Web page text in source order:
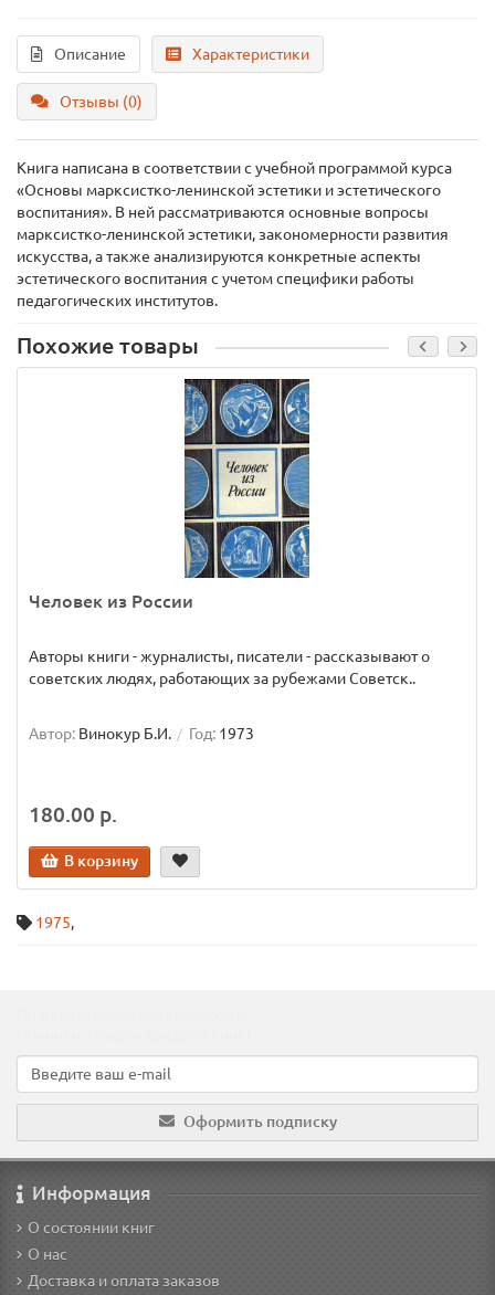
Описание Характеристики
Отзывы (0)
Книга написана в соответствии с учебной программой курса
«Основы марксистко-ленинской эстетики и эстетического
воспитания». В ней рассматриваются основные вопросы
марксистко-ленинской эстетики, закономерности развития
искусства, а также анализируются конкретные аспекты
эстетического воспитания с учетом специфики работы
педагогических институтов.
Похожие товары
Человек из России
Авторы книги - журналисты, писатели - рассказывают о
советских людях, работающих за рубежами Советск..
Автор: Винокур Б.И. Год: 1973
180.00 р.
В корзину
1975,
Оформить подписку
Информация
О состоянии книг
О нас
Доставка и оплата заказов